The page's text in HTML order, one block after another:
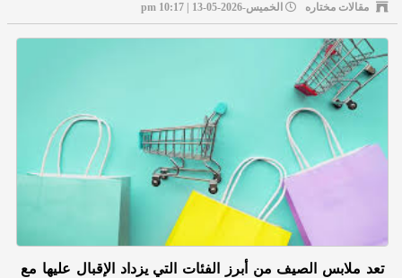
مقالات مختاره الخميس-2026-05-13 | 10:17 pm
تعد ملابس الصيف من أبرز الفئات التي يزداد الإقبال عليها مع